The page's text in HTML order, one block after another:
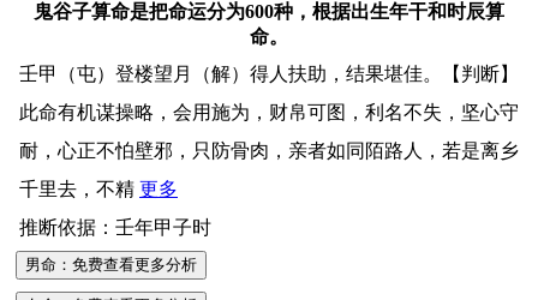
鬼谷子算命是把命运分为600种，根据出生年干和时辰算
命。
壬甲（屯）登楼望月（解）得人扶助，结果堪佳。【判断】
此命有机谋操略，会用施为，财帛可图，利名不失，坚心守
耐，心正不怕壁邪，只防骨肉，亲者如同陌路人，若是离乡
千里去，不精 更多
推断依据：壬年甲子时
男命：免费查看更多分析